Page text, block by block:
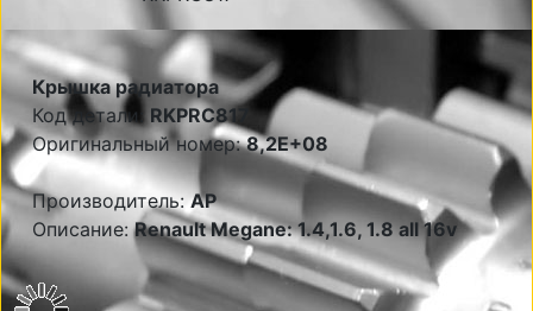
Крышка радиатора
Код детали: RKPRC817
Оригинальный номер:8,2E+08
Производитель:AP
Описание:Renault Megane: 1.4,1.6, 1.8 all 16v